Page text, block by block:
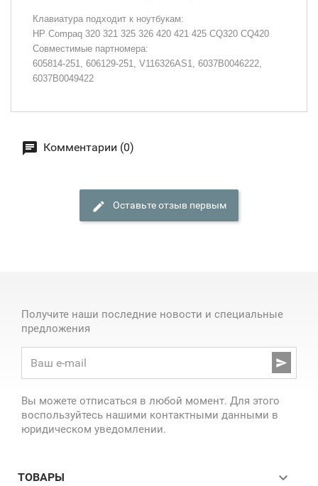
Клавиатура подходит к ноутбукам:
HP Compaq 320 321 325 326 420 421 425 CQ320 CQ420
Совместимые партномера:
605814-251, 606129-251, V116326AS1, 6037B0046222,
6037B0049422
Комментарии (0)
Оставьте отзыв первым
Получите наши последние новости и специальные
предложения

Вы можете отписаться в любой момент. Для этого
воспользуйтесь нашими контактными данными в
юридическом уведомлении.
ТОВАРЫ 